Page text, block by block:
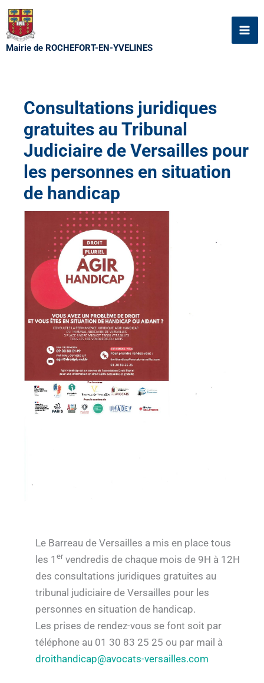
Aller
au
contenu
Mairie de ROCHEFORT-EN-YVELINES
Consultations juridiques
gratuites au Tribunal
Judiciaire de Versailles pour
les personnes en situation
de handicap
Le Barreau de Versailles a mis en place tous
les 1 ervendredis de chaque mois de 9H à 12H
des consultations juridiques gratuites au
tribunal judiciaire de Versailles pour les
personnes en situation de handicap.
Les prises de rendez-vous se font soit par
téléphone au 01 30 83 25 25 ou par mail à
droithandicap@avocats-versailles.com